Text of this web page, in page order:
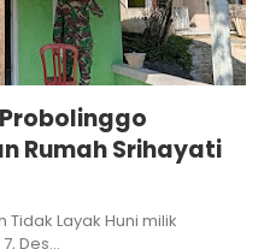
Rumah Srihayati
Layak Huni milik
Des…